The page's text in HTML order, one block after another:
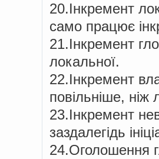
20.Інкремент
само працює
21.Інкремент
локальної.
22.Інкремент
повільніше, ніж
23.Інкремент
заздалегідь
24.Оголошення